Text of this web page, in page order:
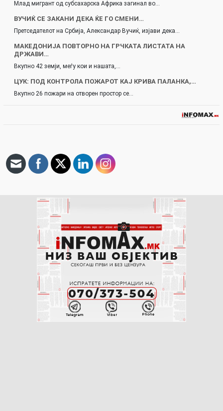
Млад мигрант од субсахарска Африка загинал во…
ВУЧИЌ СЕ ЗАКАНИ ДЕКА ЌЕ ГО СМЕНИ…
Претседателот на Србија, Александар Вучиќ, изјави дека…
МАКЕДОНИЈА ПОВТОРНО НА ГРЧКАТА ЛИСТАТА НА
ДРЖАВИ…
Вкупно 42 земји, меѓу кои и нашата,…
ЦУК: ПОД КОНТРОЛА ПОЖАРОТ КАЈ КРИВА ПАЛАНКА,…
Вкупно 26 пожари на отворен простор се…